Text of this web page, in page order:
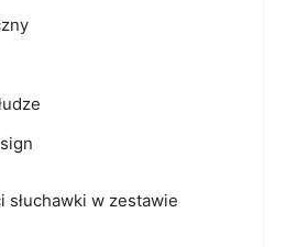
słuchawki w zestawie